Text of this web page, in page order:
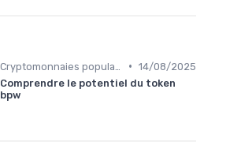
• 14/08/2025
Comprendre le potentiel du token
bpw